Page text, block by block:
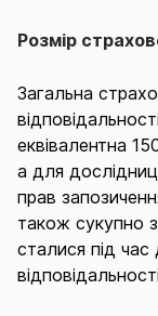
Розмір
Загальна
еквівалентна
а для
прав
також сукупно
сталися під час